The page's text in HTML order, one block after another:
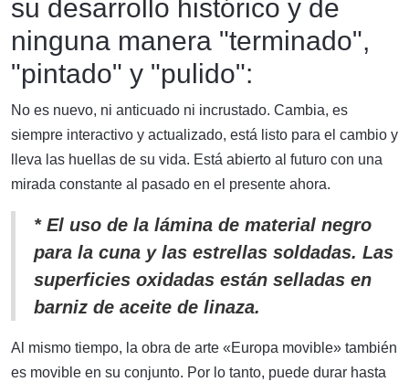
su desarrollo histórico y de
ninguna manera "terminado",
"pintado" y "pulido":
No es nuevo, ni anticuado ni incrustado. Cambia, es
siempre interactivo y actualizado, está listo para el cambio y
lleva las huellas de su vida. Está abierto al futuro con una
mirada constante al pasado en el presente ahora.
* El uso de la lámina de material negro
para la cuna y las estrellas soldadas. Las
superficies oxidadas están selladas en
barniz de aceite de linaza.
Al mismo tiempo, la obra de arte «Europa movible» también
es movible en su conjunto. Por lo tanto, puede durar hasta